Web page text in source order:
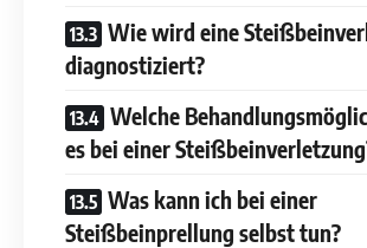
Wie wird eine
diagnostiziert?
Welche
es bei einer
Was kann ich bei einer
Steißbeinprellung selbst tun?